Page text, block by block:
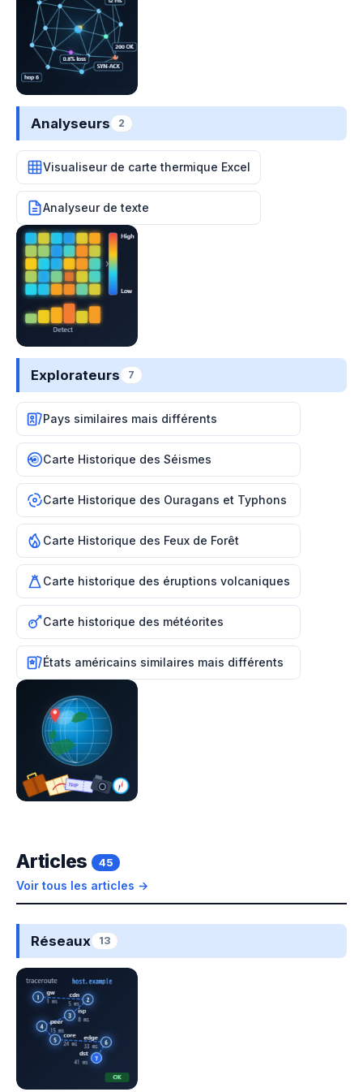
Analyseurs 2
Visualiseur de carte thermique Excel
Analyseur de texte
Explorateurs 7
Pays similaires mais différents
Carte Historique des Séismes
Carte Historique des Ouragans et Typhons
Carte Historique des Feux de Forêt
Carte historique des éruptions volcaniques
Carte historique des météorites
États américains similaires mais différents
Articles 45
Voir tous les articles →
Réseaux 13